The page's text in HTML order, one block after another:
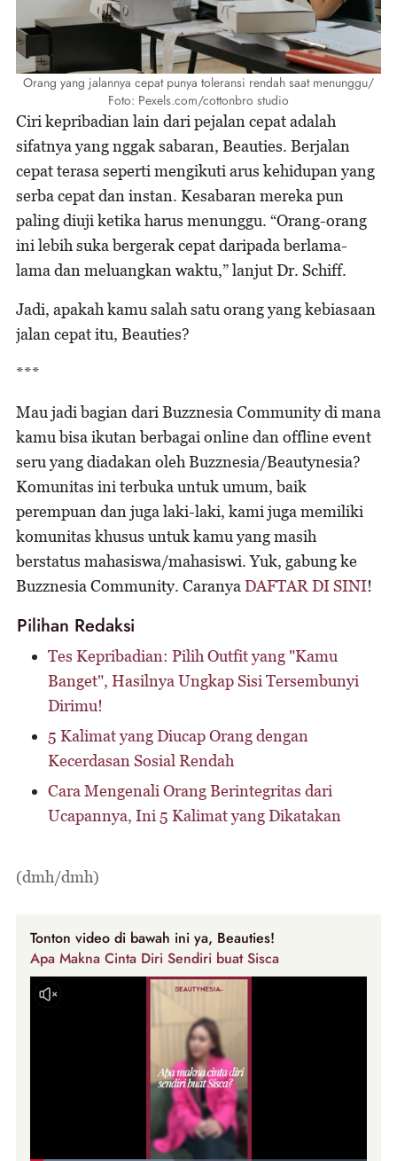
Orang yang jalannya cepat punya toleransi rendah saat menunggu/
Foto: Pexels.com/cottonbro studio
Ciri kepribadian lain dari pejalan cepat adalah
sifatnya yang nggak sabaran, Beauties. Berjalan
cepat terasa seperti mengikuti arus kehidupan yang
serba cepat dan instan. Kesabaran mereka pun
paling diuji ketika harus menunggu. “Orang-orang
ini lebih suka bergerak cepat daripada berlama-
lama dan meluangkan waktu,” lanjut Dr. Schiff.
Jadi, apakah kamu salah satu orang yang kebiasaan
jalan cepat itu, Beauties?
***
Mau jadi bagian dari Buzznesia Community di mana
kamu bisa ikutan berbagai online dan offline event
seru yang diadakan oleh Buzznesia/Beautynesia?
Komunitas ini terbuka untuk umum, baik
perempuan dan juga laki-laki, kami juga memiliki
komunitas khusus untuk kamu yang masih
berstatus mahasiswa/mahasiswi. Yuk, gabung ke
Buzznesia Community. CaranyaDAFTAR DI SINI!
Pilihan Redaksi
Tes Kepribadian: Pilih Outfit yang "Kamu
Banget", Hasilnya Ungkap Sisi Tersembunyi
Dirimu!
5 Kalimat yang Diucap Orang dengan
Kecerdasan Sosial Rendah
Cara Mengenali Orang Berintegritas dari
Ucapannya, Ini 5 Kalimat yang Dikatakan
(dmh/dmh)
Tonton video di bawah ini ya, Beauties!
Apa Makna Cinta Diri Sendiri buat Sisca